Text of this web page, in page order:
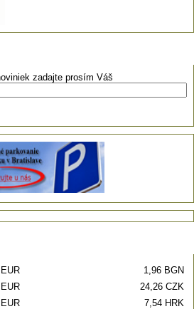
zadajte prosím Váš
EUR
1,96 BGN
EUR
24,26 CZK
EUR
7,54 HRK